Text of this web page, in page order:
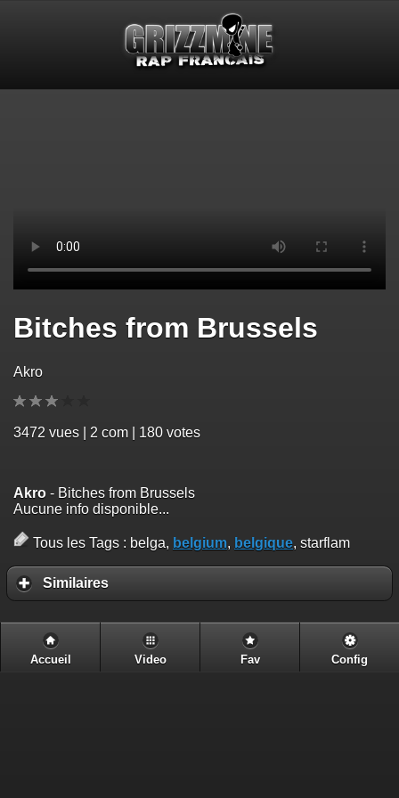
Bitches from Brussels
Akro
3472 vues | 2 com | 180 votes
Akro - Bitches from Brussels
Aucune info disponible...
Tous les Tags : belga, belgium, belgique, starflam
Similaires
Accueil Video Fav Config